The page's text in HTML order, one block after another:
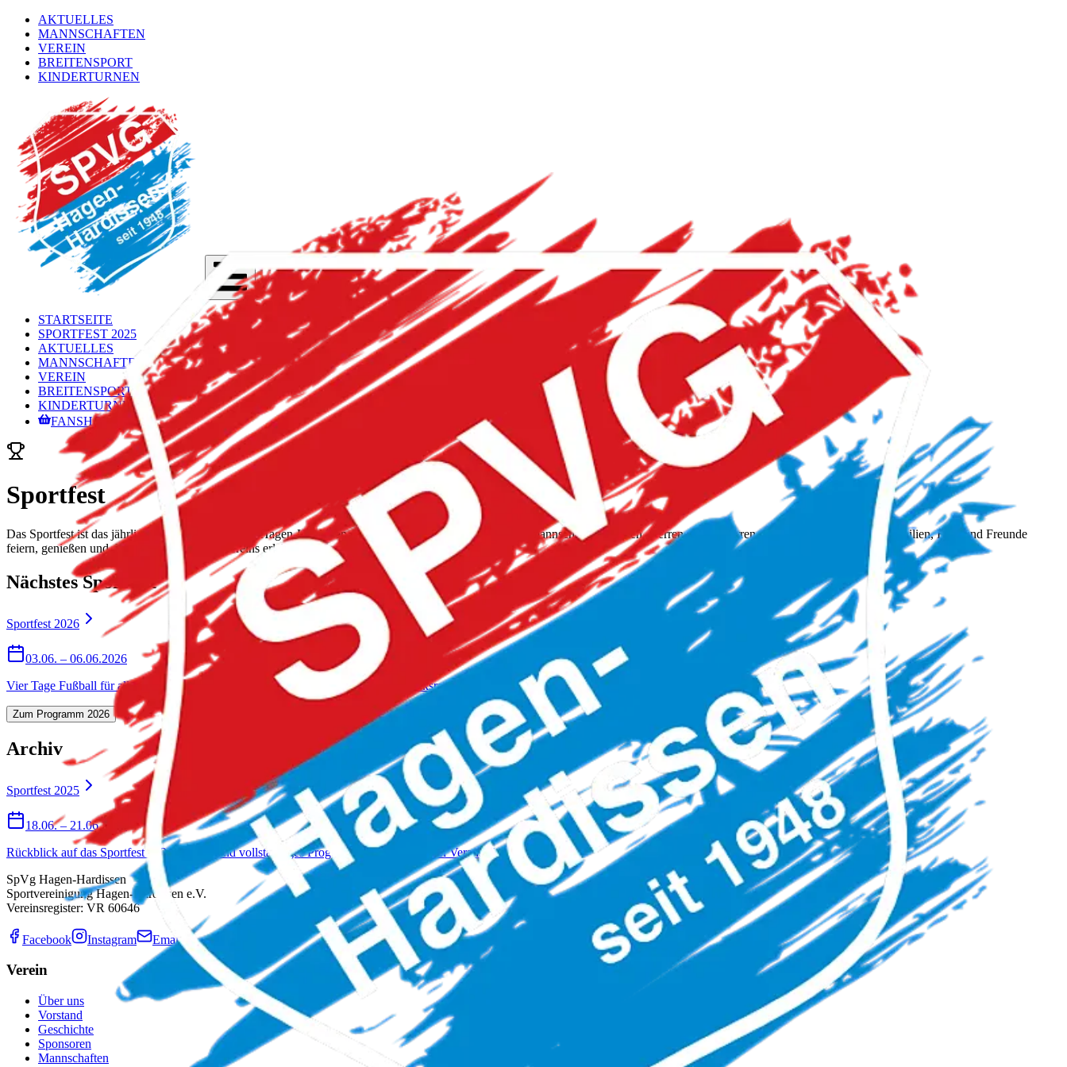
AKTUELLES
MANNSCHAFTEN
VEREIN
BREITENSPORT
KINDERTURNEN
STARTSEITE
SPORTFEST 2025
AKTUELLES
MANNSCHAFTEN
VEREIN
BREITENSPORT
KINDERTURNEN
FANSHOP
Sportfest
Das Sportfest ist das jährliche Highlight der SpVg Hagen-Hardissen. Über vier Tage messen sich Jugendmannschaften, Damen, Herren und Altherren auf dem Platz – während Familien, Fans und Freunde
feiern, genießen und die Gemeinschaft des Vereins erleben.
Nächstes Sportfest
Sportfest 2026
03.06. – 06.06.2026
Vier Tage Fußball für alle Altersklassen, Familientag mit Tombola, Hüpfburg, Glücksrad und Radic’s Cevapcici.
Zum Programm 2026
Archiv
Sportfest 2025
18.06. – 21.06.2025
Rückblick auf das Sportfest 2025 – Fotos und vollständiges Programm der vergangenen Veranstaltung.
SpVg Hagen-Hardissen
Sportvereinigung Hagen-Hardissen e.V.
Vereinsregister: VR 60646
Facebook Instagram Email
Verein
Über uns
Vorstand
Geschichte
Sponsoren
Mannschaften